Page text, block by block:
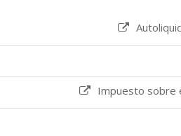
Impuesto sobre